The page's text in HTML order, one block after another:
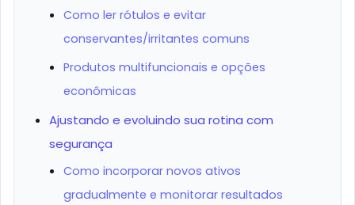
Como ler rótulos e evitar
conservantes/irritantes comuns
Produtos multifuncionais e opções
econômicas
Ajustando e evoluindo sua rotina com
segurança
Como incorporar novos ativos
gradualmente e monitorar resultados